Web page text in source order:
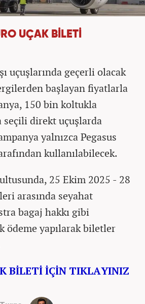
UÇAK BİLETİ
uçuşlarında geçerli olacak
başlayan fiyatlarla
150 bin koltukla
seçili direkt uçuşlarda
yalnızca Pegasus
kullanılabilecek.
25 Ekim 2025 - 28
arasında seyahat
bagaj hakkı gibi
ödeme yapılarak biletler
BİLETİ İÇİN TIKLAYINIZ